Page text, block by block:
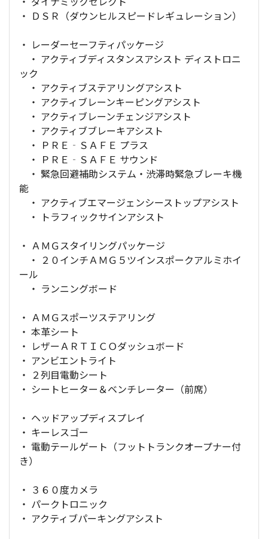
・ ＤＳＲ（ダウンヒルスピードレギュレーション）
・ レーダーセーフティパッケージ
・ アクティブディスタンスアシスト ディストロニ
ック
・ アクティブステアリングアシスト
・ アクティブレーンキーピングアシスト
・ アクティブレーンチェンジアシスト
・ アクティブブレーキアシスト
・ ＰＲＥ‐ＳＡＦＥ プラス
・ ＰＲＥ‐ＳＡＦＥ サウンド
・ 緊急回避補助システム・渋滞時緊急ブレーキ機
能
・ アクティブエマージェンシーストップアシスト
・ トラフィックサインアシスト
・ ＡＭＧスタイリングパッケージ
・ ２０インチＡＭＧ５ツインスポークアルミホイ
ール
・ ランニングボード
・ ＡＭＧスポーツステアリング
・ 本革シート
・ レザーＡＲＴＩＣＯダッシュボード
・ アンビエントライト
・ ２列目電動シート
・ シートヒーター＆ベンチレーター（前席）
・ ヘッドアップディスプレイ
・ キーレスゴー
・ 電動テールゲート（フットトランクオープナー付
き）
・ ３６０度カメラ
・ パークトロニック
・ アクティブパーキングアシスト